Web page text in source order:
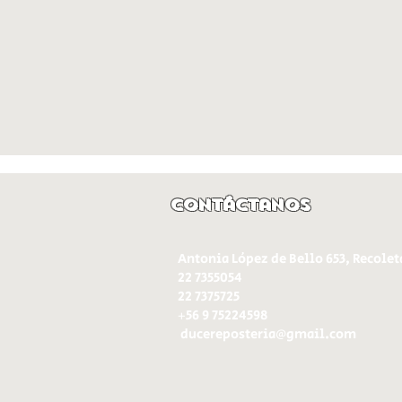
Contáctanos
Antonia López de Bello 653,
22 7355054
22 7375725
+56 9 75224598
ducereposteria@gmail.com